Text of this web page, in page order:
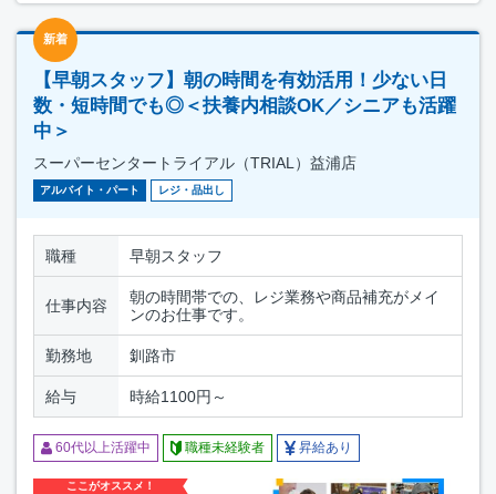
新着
【早朝スタッフ】朝の時間を有効活用！少ない日
数・短時間でも◎＜扶養内相談OK／シニアも活躍
中＞
スーパーセンタートライアル（TRIAL）益浦店
アルバイト・パート レジ・品出し
職種 早朝スタッフ
仕事内容
朝の時間帯での、レジ業務や商品補充がメイ
ンのお仕事です。
勤務地 釧路市
給与 時給1100円～
60代以上活躍中 職種未経験者 昇給あり
ここがオススメ！